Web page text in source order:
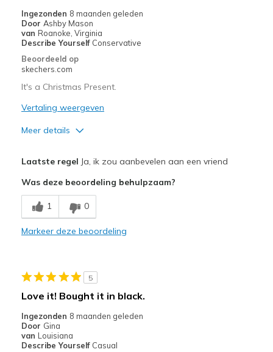
Ingezonden 8 maanden geleden
Door Ashby Mason
van Roanoke, Virginia
Describe Yourself Conservative
Beoordeeld op
skechers.com
It's a Christmas Present.
Vertaling weergeven
Meer details
Comfortable
Stylish
Going Out
Width
Laatste regel Ja, ik zou aanbevelen aan een vriend
Was deze beoordeling behulpzaam?
1 0
Markeer deze beoordeling
5
Love it! Bought it in black.
Ingezonden 8 maanden geleden
Door Gina
van Louisiana
Describe Yourself Casual